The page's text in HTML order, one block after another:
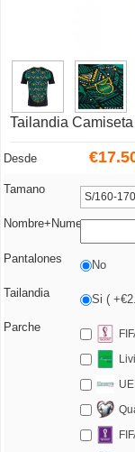
Tailandia
Desde €
Tamano
Nombre+Numero
Pantalones No
Tailandia Si (
Parche